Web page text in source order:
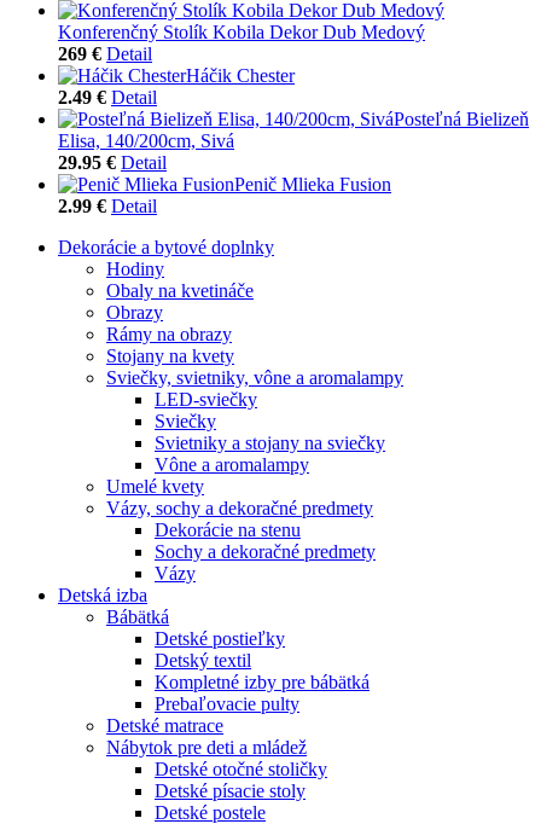
Konferenčný Stolík Kobila Dekor Dub Medový
269 € Detail
Háčik Chester
2.49 € Detail
Posteľná Bielizeň
Elisa, 140/200cm, Sivá
29.95 € Detail
Penič Mlieka Fusion
2.99 € Detail
Dekorácie a bytové doplnky
Hodiny
Obaly na kvetináče
Obrazy
Rámy na obrazy
Stojany na kvety
Sviečky, svietniky, vône a aromalampy
LED-sviečky
Sviečky
Svietniky a stojany na sviečky
Vône a aromalampy
Umelé kvety
Vázy, sochy a dekoračné predmety
Dekorácie na stenu
Sochy a dekoračné predmety
Vázy
Detská izba
Bábätká
Detské postieľky
Detský textil
Kompletné izby pre bábätká
Prebaľovacie pulty
Detské matrace
Nábytok pre deti a mládež
Detské otočné stoličky
Detské písacie stoly
Detské postele